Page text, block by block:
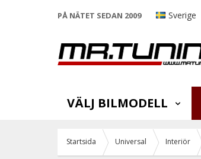
PÅ NÄTET SEDAN 2009 Sverige
VÄLJ BILMODELL
Startsida Universal Interiör